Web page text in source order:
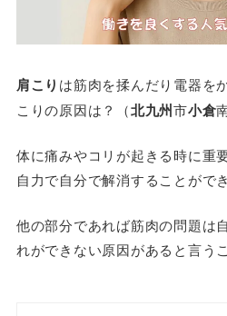
肩こり は筋肉を揉んだり電器を
こりの原因は？（北九州市小倉
体に痛みやコリが起きる時に重
自力で自分で解消することがで
他の部分であれば筋肉の問題は
れができない原因があると言う